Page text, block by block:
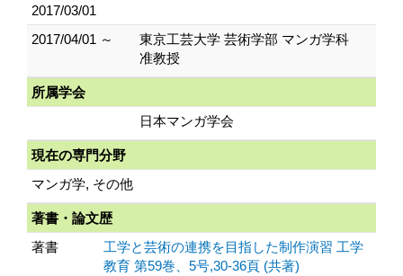
2017/03/01
2017/04/01 ～
東京工芸大学 芸術学部 マンガ学科
准教授
所属学会
日本マンガ学会
現在の専門分野
マンガ学, その他
著書・論文歴
著書
工学と芸術の連携を目指した制作演習 工学
教育 第59巻、5号,30-36頁 (共著)